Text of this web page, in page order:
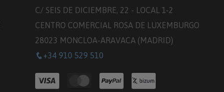
C/ SEIS DE DICIEMBRE, 22 - LOCAL 1-2
CENTRO COMERCIAL ROSA DE LUXEMBURGO
28023 MONCLOA-ARAVACA (MADRID)
+34 910 529 510